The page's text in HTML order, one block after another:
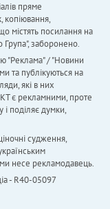
пряме
копіювання,
містять посилання на
Група", заборонено.
"Реклама" / "Новини
та публікуються на
які в них
є рекламними, проте
і поділяє думки,
судження,
несе рекламодавець.
- R40-05097